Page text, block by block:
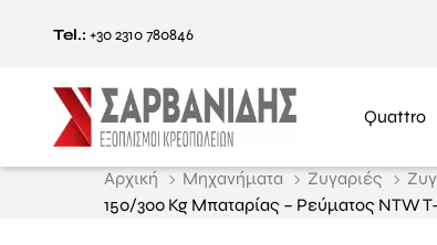
Tel.: +30 2310 780846
Quattro
Αρχική Μηχανήματα Ζυγαριές
150/300 Kg Μπαταρίας – Ρεύματος NTW